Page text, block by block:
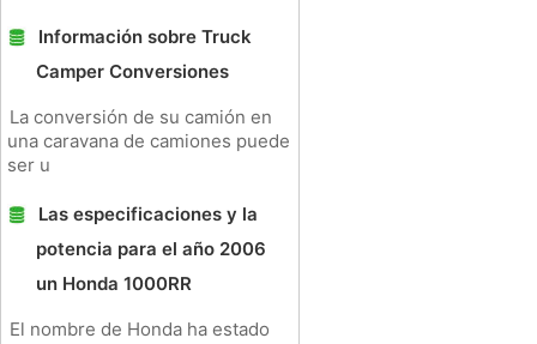
Información sobre Truck
Camper Conversiones
La conversión de su camión en
una caravana de camiones puede
ser u
Las especificaciones y la
potencia para el año 2006
un Honda 1000RR
El nombre de Honda ha estado